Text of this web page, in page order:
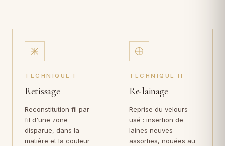
TECHNIQUE I
Retissage
Reconstitution fil par
fil d'une zone
disparue, dans la
matière et la couleur
TECHNIQUE II
Re-lainage
Reprise du velours
usé : insertion de
laines neuves
assorties, nouées au